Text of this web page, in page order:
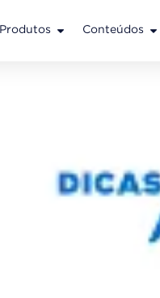
Produtos Conteúdos